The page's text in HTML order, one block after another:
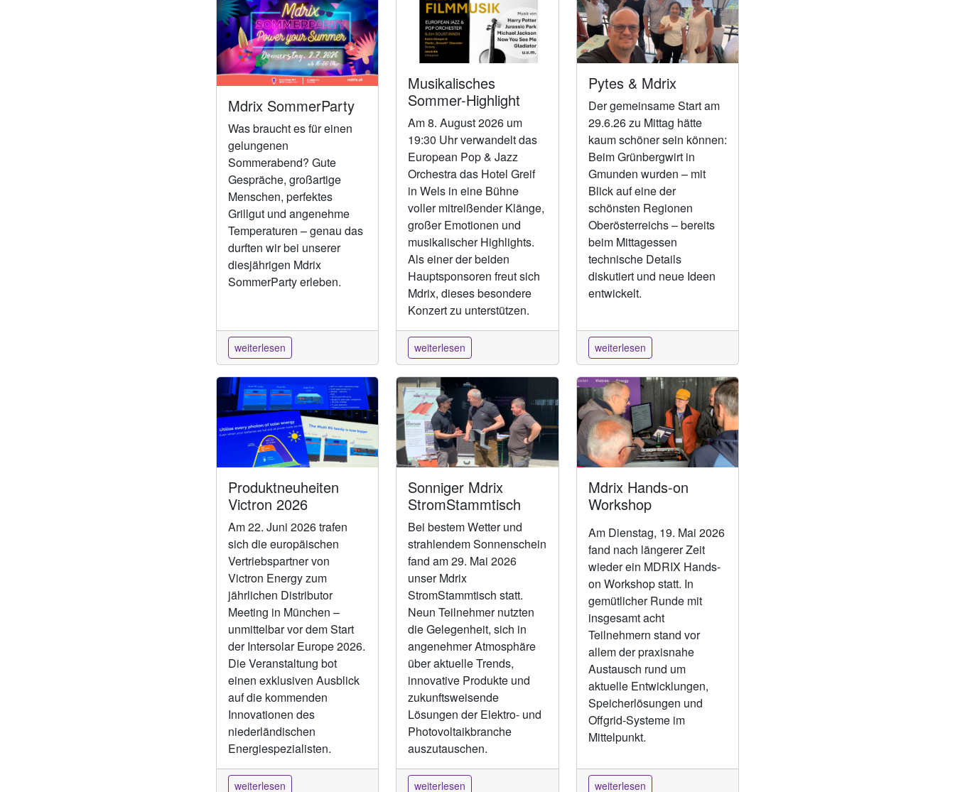
Mdrix SommerParty
Was braucht es für einen
gelungenen
Sommerabend? Gute
Gespräche, großartige
Menschen, perfektes
Grillgut und angenehme
Temperaturen – genau das
durften wir bei unserer
diesjährigen Mdrix
SommerParty erleben.
weiterlesen
Musikalisches
Sommer-Highlight
Am 8. August 2026 um
19:30 Uhr verwandelt das
European Pop & Jazz
Orchestra das Hotel Greif
in Wels in eine Bühne
voller mitreißender Klänge,
großer Emotionen und
musikalischer Highlights.
Als einer der beiden
Hauptsponsoren freut sich
Mdrix, dieses besondere
Konzert zu unterstützen.
weiterlesen
Pytes & Mdrix
Der gemeinsame Start am
29.6.26 zu Mittag hätte
kaum schöner sein können:
Beim Grünbergwirt in
Gmunden wurden – mit
Blick auf eine der
schönsten Regionen
Oberösterreichs – bereits
beim Mittagessen
technische Details
diskutiert und neue Ideen
entwickelt.
weiterlesen
Produktneuheiten
Victron 2026
Am 22. Juni 2026 trafen
sich die europäischen
Vertriebspartner von
Victron Energy zum
jährlichen Distributor
Meeting in München –
unmittelbar vor dem Start
der Intersolar Europe 2026.
Die Veranstaltung bot
einen exklusiven Ausblick
auf die kommenden
Innovationen des
niederländischen
Energiespezialisten.
weiterlesen
Sonniger Mdrix
StromStammtisch
Bei bestem Wetter und
strahlendem Sonnenschein
fand am 29. Mai 2026
unser Mdrix
StromStammtisch statt.
Neun Teilnehmer nutzten
die Gelegenheit, sich in
angenehmer Atmosphäre
über aktuelle Trends,
innovative Produkte und
zukunftsweisende
Lösungen der Elektro- und
Photovoltaikbranche
auszutauschen.
weiterlesen
Mdrix Hands-on
Workshop
Am Dienstag, 19. Mai 2026
fand nach längerer Zeit
wieder ein MDRIX Hands-
on Workshop statt. In
gemütlicher Runde mit
insgesamt acht
Teilnehmern stand vor
allem der praxisnahe
Austausch rund um
aktuelle Entwicklungen,
Speicherlösungen und
Offgrid-Systeme im
Mittelpunkt.
weiterlesen